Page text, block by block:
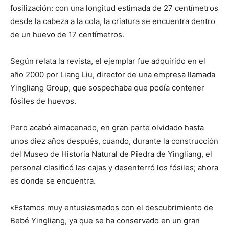
fosilización: con una longitud estimada de 27 centímetros
desde la cabeza a la cola, la criatura se encuentra dentro
de un huevo de 17 centímetros.
Según relata la revista, el ejemplar fue adquirido en el
año 2000 por Liang Liu, director de una empresa llamada
Yingliang Group, que sospechaba que podía contener
fósiles de huevos.
Pero acabó almacenado, en gran parte olvidado hasta
unos diez años después, cuando, durante la construcción
del Museo de Historia Natural de Piedra de Yingliang, el
personal clasificó las cajas y desenterró los fósiles; ahora
es donde se encuentra.
«Estamos muy entusiasmados con el descubrimiento de
Bebé Yingliang, ya que se ha conservado en un gran